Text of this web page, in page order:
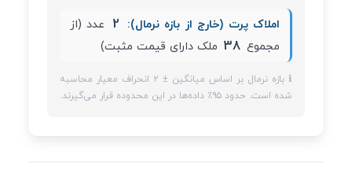
املاک پرت (خارج از بازه نرمال): 2 عدد (از
مجموع 38 ملک دارای قیمت مثبت)
ℹ️ بازه نرمال بر اساس میانگین ± ۲ انحراف معیار محاسبه
شده است. حدود ۹۵٪ داده‌ها در این محدوده قرار می‌گیرند.